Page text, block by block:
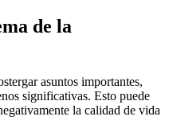
de la
asuntos importantes,
significativas. Esto puede
la calidad de vida